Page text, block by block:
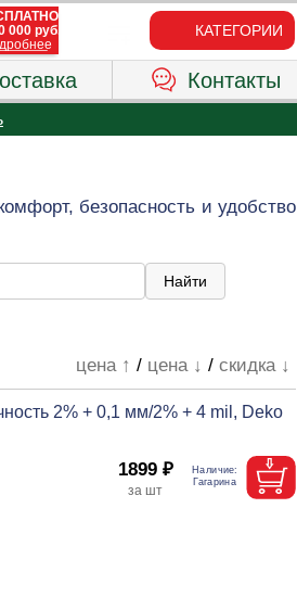
КАТЕГОРИИ
Контакты
безопасность и удобство
цена ↑ / цена ↓ /скидка ↓
2% + 0,1 мм/2% + 4 mil, Deko
1899 ₽